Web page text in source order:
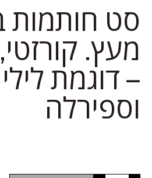
סט חותמות
– דוגמת לילי
וספירלה